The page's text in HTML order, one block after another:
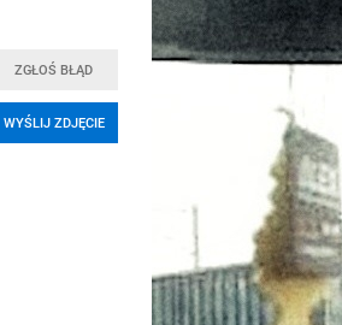
ZGŁOŚ BŁĄD
WYŚLIJ ZDJĘCIE